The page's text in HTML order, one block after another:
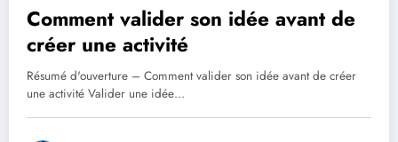
Comment valider son idée avant de
créer une activité
Résumé d'ouverture – Comment valider son idée avant de créer
une activité Valider une idée…